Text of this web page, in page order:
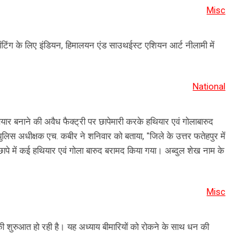
Misc
के लिए इंडियन, हिमालयन एंड साउथईस्ट एशियन आर्ट नीलामी में
National
बनाने की अवैध फैक्ट्री पर छापेमारी करके हथियार एवं गोलाबारुद
अधीक्षक एच. कबीर ने शनिवार को बताया, "जिले के उत्तर फतेहपुर में
में कई हथियार एवं गोला बारुद बरामद किया गया। अब्दुल शेख नाम के
Misc
हो रही है। यह अध्याय बीमारियों को रोकने के साथ धन की